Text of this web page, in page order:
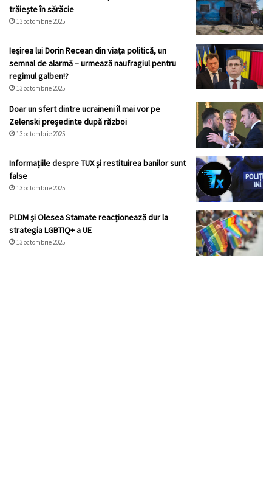
trăiește în sărăcie
13 octombrie 2025
Ieșirea lui Dorin Recean din viața politică, un
semnal de alarmă – urmează naufragiul pentru
regimul galben!?
13 octombrie 2025
Doar un sfert dintre ucraineni îl mai vor pe
Zelenski președinte după război
13 octombrie 2025
Informațiile despre TUX și restituirea banilor sunt
false
13 octombrie 2025
PLDM și Olesea Stamate reacționează dur la
strategia LGBTIQ+ a UE
13 octombrie 2025